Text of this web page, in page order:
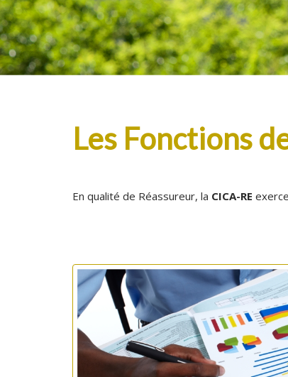
Les Fonctions
En qualité de Réassureur, la CICA-RE